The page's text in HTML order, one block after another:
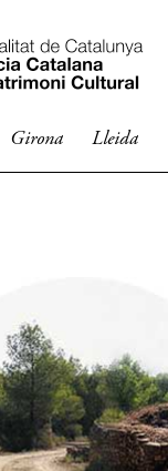
Girona Lleida